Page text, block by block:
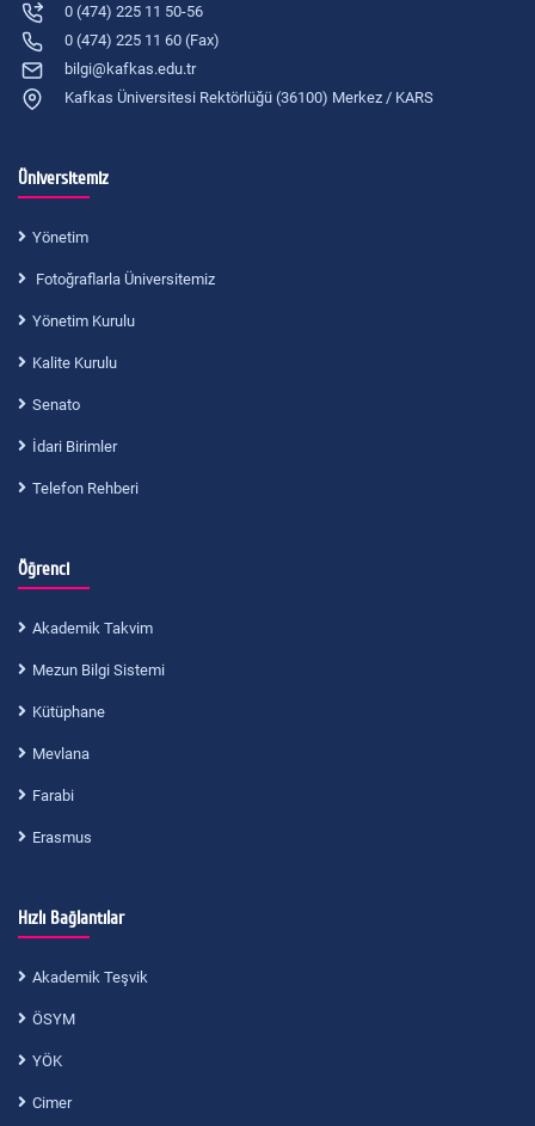
0 (474) 225 11 50-56
0 (474) 225 11 60 (Fax)
bilgi@kafkas.edu.tr
Kafkas Üniversitesi Rektörlüğü (36100) Merkez / KARS
Üniversitemiz
Yönetim
Fotoğraflarla Üniversitemiz
Yönetim Kurulu
Kalite Kurulu
Senato
İdari Birimler
Telefon Rehberi
Öğrenci
Akademik Takvim
Mezun Bilgi Sistemi
Kütüphane
Mevlana
Farabi
Erasmus
Hızlı Bağlantılar
Akademik Teşvik
ÖSYM
YÖK
Cimer